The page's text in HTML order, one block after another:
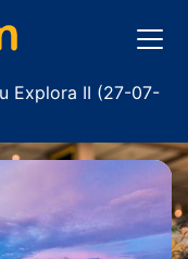
Explora II (27-07-